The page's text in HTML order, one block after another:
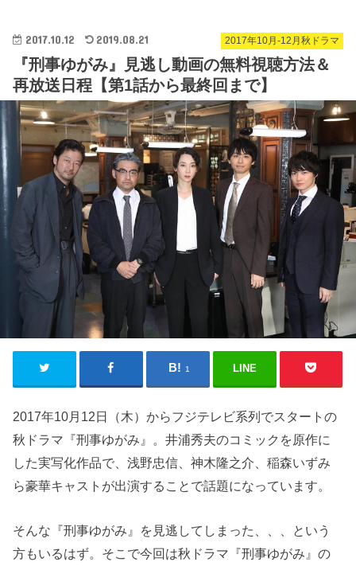
2017年10月-12月秋ドラマ
2017.10.12 2019.08.21
『刑事ゆがみ』見逃し動画の無料視聴方法＆
再放送日程【第1話から最終回まで】
1 LINE
2017年10月12日（木）からフジテレビ系列でスタートの
秋ドラマ『刑事ゆがみ』。井浦秀夫のコミックを原作に
した実写化作品で、浅野忠信、神木隆之介、稲森いずみ
ら豪華キャストが出演することで話題になっています。
そんな『刑事ゆがみ』を見逃してしまった、、、という
方もいるはず。そこで今回は秋ドラマ『刑事ゆがみ』の